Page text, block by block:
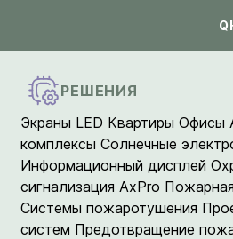
РЕШЕНИЯ
Экраны LED Квартиры Офисы
комплексыСолнечные
Информационный дисплей
сигнализация AxPro
Системы пожаротушения
систем Предотвращение